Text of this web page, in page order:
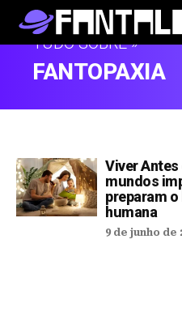
TUDO SOBRE »
FANTOPAXIA
Viver
mundos
preparam
humana
9 de junho de